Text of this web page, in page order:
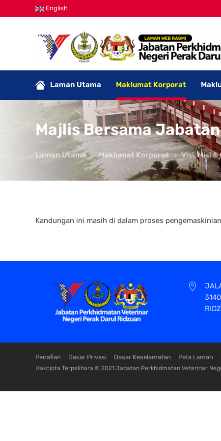
English
Laman Utama Maklumat Korporat
Majlis Bersama
Laman Utama Maklumat Korporat Visi, Misi
Kandungan ini masih di dalam proses
Penafian Dasar Privasi Dasar Keselamatan Peta Laman
Hakcipta Terpelihara © 2021 Jabatan Perkhidmatan Veterinar